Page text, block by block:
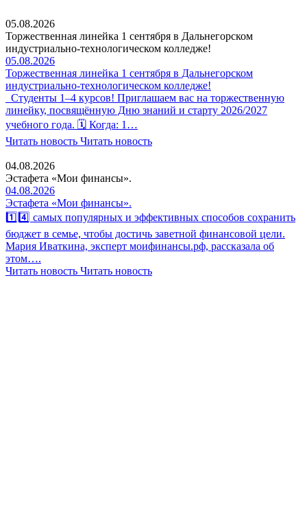
05.08.2026
Торжественная линейка 1 сентября в Дальнегорском
индустриально-технологическом колледже!
05.08.2026
Торжественная линейка 1 сентября в Дальнегорском
индустриально-технологическом колледже!
Студенты 1–4 курсов! Приглашаем вас на торжественную
линейку, посвящённую Дню знаний и старту 2026/2027
учебного года. 🗓 Когда: 1…
Читать новость Читать новость
04.08.2026
Эстафета «Мои финансы».
04.08.2026
Эстафета «Мои финансы».
1️⃣4️⃣ самых популярных и эффективных способов сохранить
бюджет в семье, чтобы достичь заветной финансовой цели.
Мария Иваткина, эксперт моифинансы.рф, рассказала об
этом….
Читать новость Читать новость